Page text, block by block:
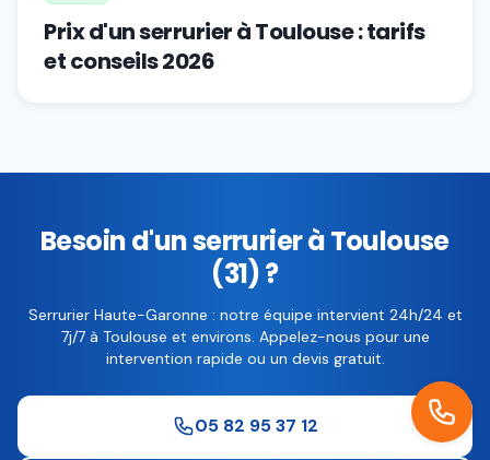
Prix d'un serrurier à Toulouse : tarifs
et conseils 2026
Besoin d'un serrurier à Toulouse
(31) ?
Serrurier Haute-Garonne : notre équipe intervient 24h/24 et
7j/7 à Toulouse et environs. Appelez-nous pour une
intervention rapide ou un devis gratuit.
05 82 95 37 12